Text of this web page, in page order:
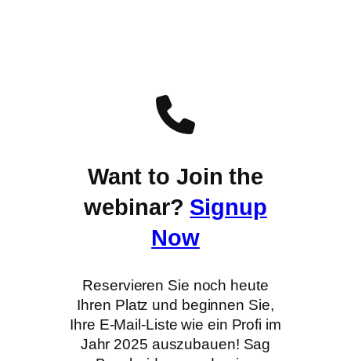
Want to Join the
webinar? Signup
Now
Reservieren Sie noch heute
Ihren Platz und beginnen Sie,
Ihre E-Mail-Liste wie ein Profi im
Jahr 2025 auszubauen! Sag